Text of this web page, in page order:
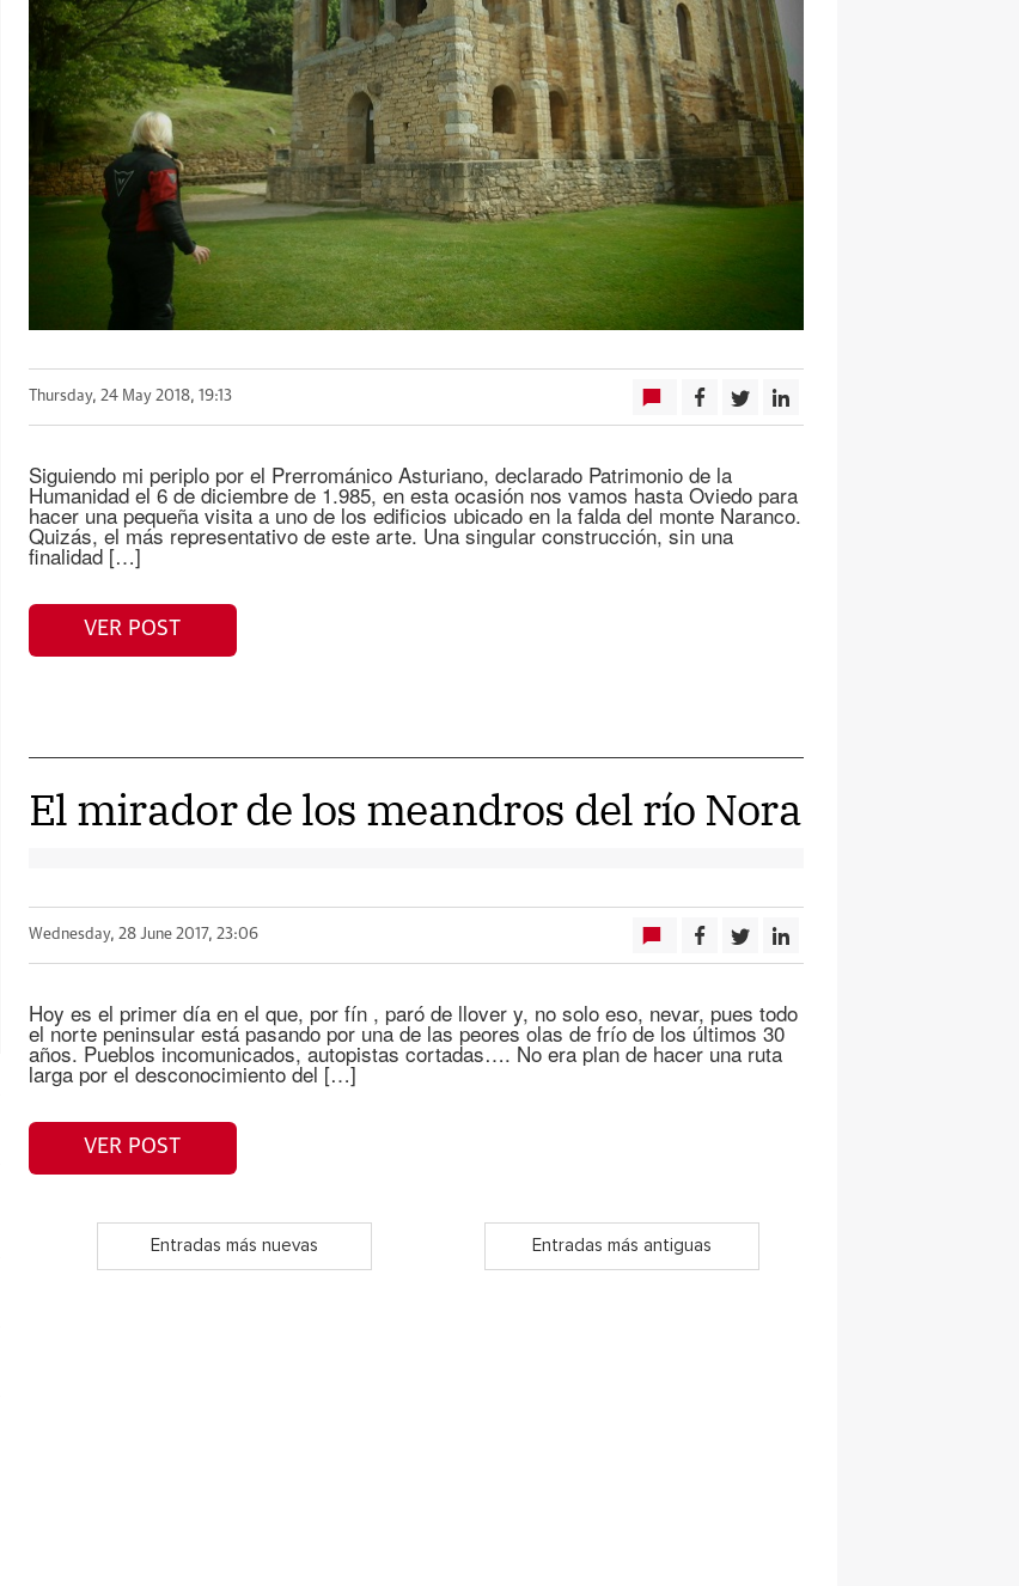
Thursday, 24 May 2018, 19:13
Siguiendo mi periplo por el Prerrománico Asturiano, declarado Patrimonio de la
Humanidad el 6 de diciembre de 1.985, en esta ocasión nos vamos hasta Oviedo para
hacer una pequeña visita a uno de los edificios ubicado en la falda del monte Naranco.
Quizás, el más representativo de este arte. Una singular construcción, sin una
finalidad […]
VER POST
El mirador de los meandros del río Nora
Wednesday, 28 June 2017, 23:06
Hoy es el primer día en el que, por fín , paró de llover y, no solo eso, nevar, pues todo
el norte peninsular está pasando por una de las peores olas de frío de los últimos 30
años. Pueblos incomunicados, autopistas cortadas…. No era plan de hacer una ruta
larga por el desconocimiento del […]
VER POST
Entradas más nuevas Entradas más antiguas